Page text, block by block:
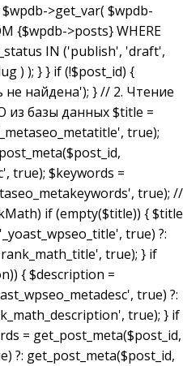
>get_var( $wpdb-
{$wpdb->posts} WHERE
IN ('publish', 'draft',
) ); } } if (!$post_id) {
не найдена'); } // 2. Чтение
из базы данных $title =
true);
true); $keywords =
true); //
if (empty($title)) { $title
true) ?:
true); } if
{ $description =
true) ?:
true); } if
= get_post_meta($post_id,
?: get_post_meta($post_id,